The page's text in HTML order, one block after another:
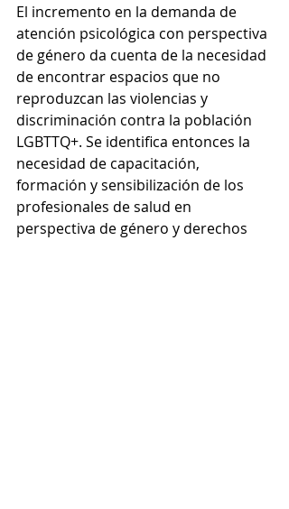
El incremento en la demanda de
atención psicológica con perspectiva
de género da cuenta de la necesidad
de encontrar espacios que no
reproduzcan las violencias y
discriminación contra la población
LGBTTQ+. Se identifica entonces la
necesidad de capacitación,
formación y sensibilización de los
profesionales de salud en
perspectiva de género y derechos